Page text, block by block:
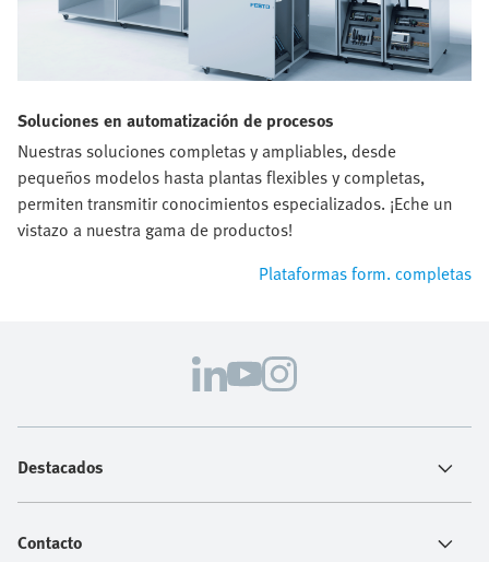
Soluciones en automatización de procesos
Nuestras soluciones completas y ampliables, desde
pequeños modelos hasta plantas flexibles y completas,
permiten transmitir conocimientos especializados. ¡Eche un
vistazo a nuestra gama de productos!
Plataformas form. completas
Destacados
Contacto